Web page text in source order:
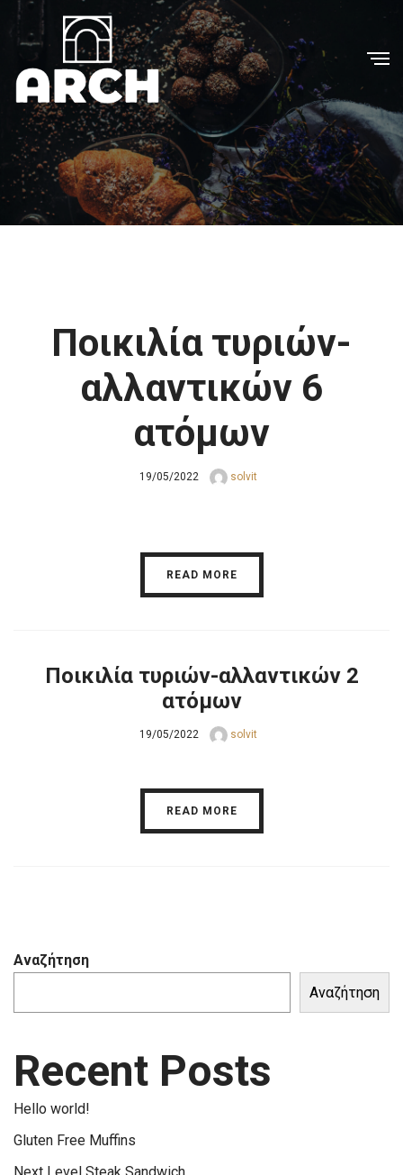
Ποικιλία τυριών-
αλλαντικών 6
ατόμων
19/05/2022 solvit
READ MORE
Ποικιλία τυριών-αλλαντικών 2
ατόμων
19/05/2022 solvit
READ MORE
Αναζήτηση
Αναζήτηση
Recent Posts
Hello world!
Gluten Free Muffins